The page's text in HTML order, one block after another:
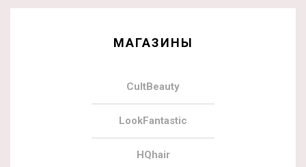
МАГАЗИНЫ
CultBeauty
LookFantastic
HQhair